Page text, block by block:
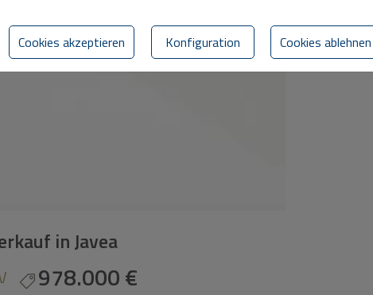
in Javea
978.000 €
Cookies akzeptieren Konfiguration Cookies ablehnen